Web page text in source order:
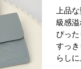
上品
級感
ぴっ
すっ
らし